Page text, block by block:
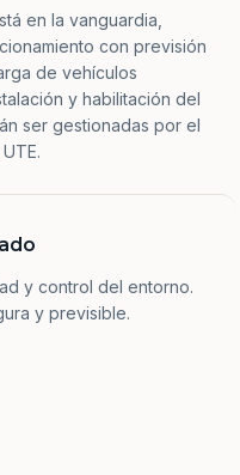
en la vanguardia,
con previsión
de vehículos
y habilitación del
ser gestionadas por el
y control del entorno.
y previsible.